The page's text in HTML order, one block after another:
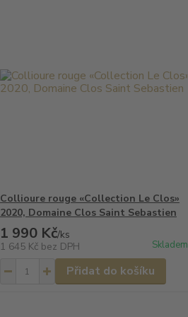
Collioure rouge «Collection Le Clos»
2020, Domaine Clos Saint Sebastien
1 990 Kč/ks
1 645 Kč bez DPH Skladem
Přidat do košíku